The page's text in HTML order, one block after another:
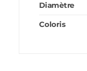
Diamètre
Coloris